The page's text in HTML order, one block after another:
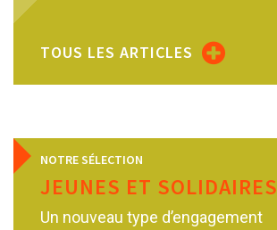
TOUS LES ARTICLES
NOTRE SÉLECTION
JEUNES ET SOLIDAIRES
Un nouveau type d’engagement